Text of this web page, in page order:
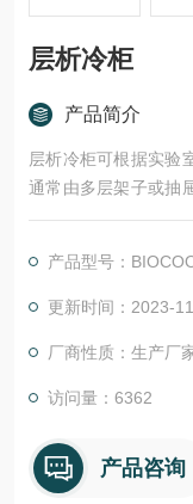
层析冷柜
产品简介
层析冷柜可根据实验
通常由多层架子或抽
通常带有密封橡胶垫
产品型号：
更新时间：2023-
厂商性质：生产厂
访问量：6362
产品咨询